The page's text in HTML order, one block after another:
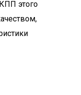
этого